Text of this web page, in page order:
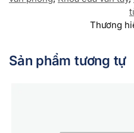
Thương
Sản phẩm tương tự